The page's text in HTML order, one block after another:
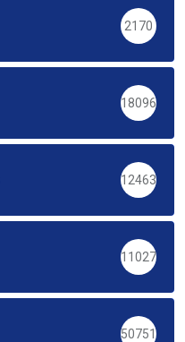
2170
18096
12463
11027
50751